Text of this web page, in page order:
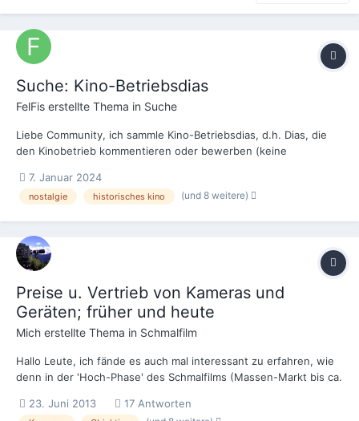
Suche: Kino-Betriebsdias
FelFis erstellte Thema in Suche
Liebe Community, ich sammle Kino-Betriebsdias, d.h. Dias, die
den Kinobetrieb kommentieren oder bewerben (keine
alles rund um Herstellung, Vertrieb, Projektion und Zubehör von
Kino-Dias. Gerne will ich daher in die Ru...
7. Januar 2024
nostalgie historisches kino (und 8 weitere)
Preise u. Vertrieb von Kameras und
Geräten; früher und heute
Mich erstellte Thema in Schmalfilm
Hallo Leute, ich fände es auch mal interessant zu erfahren, wie
denn in der 'Hoch-Phase' des Schmalfilms (Massen-Markt bis ca.
wie ihre Preise damals waren (auch im Vergleich untereinander).
23. Juni 2013 17 Antworten